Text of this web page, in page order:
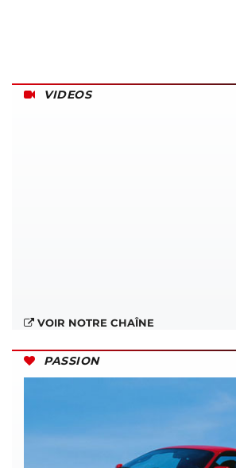
VIDEOS
VOIR NOTRE CHAÎNE
PASSION